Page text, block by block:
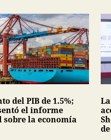
del PIB de 1.5%;
el informe
la economía